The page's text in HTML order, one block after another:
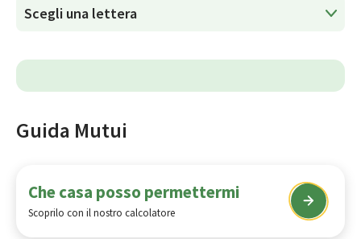
Guida Mutui
Che casa posso permettermi
Scoprilo con il nostro calcolatore